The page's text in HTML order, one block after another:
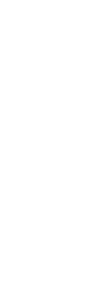
Абдула
Абдула
Абдула